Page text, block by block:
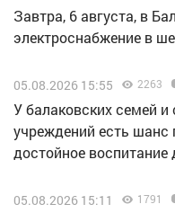
Завтра, 6 августа, в
электроснабжение в
05.08.2026 15:55 2263
У балаковских семей
учреждений есть шанс
достойное воспитание
05.08.2026 15:11 1791